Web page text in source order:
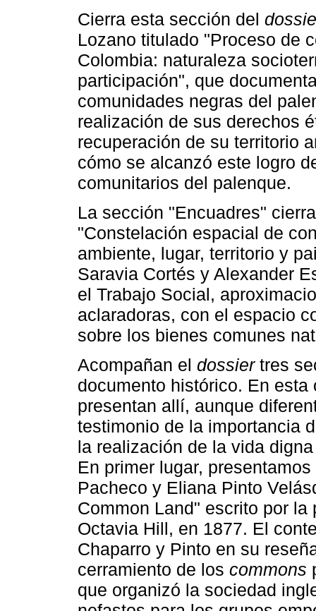
Cierra esta sección del
Lozano titulado "Proceso de
Colombia: naturaleza
participación", que
comunidades negras del
realización de sus derechos
recuperación de su territorio
cómo se alcanzó este logro
comunitarios del palenque.
La sección "Encuadres"
"Constelación espacial de
ambiente, lugar, territorio y
Saravia Cortés y Alexander
el Trabajo Social,
aclaradoras, con el espacio
sobre los bienes comunes
Acompañan el dossiertres
documento histórico. En
presentan allí, aunque
testimonio de la importancia
la realización de la vida
En primer lugar,
Pacheco y Eliana Pinto
Common Land" escrito por
Octavia Hill, en 1877. El
Chaparro y Pinto en su
cerramiento de los commons
que organizó la sociedad